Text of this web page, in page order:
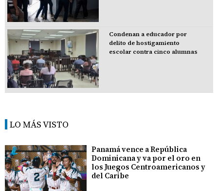
Condenan a educador por
delito de hostigamiento
escolar contra cinco alumnas
LO MÁS VISTO
Panamá vence a República
Dominicana y va por el oro en
los Juegos Centroamericanos y
del Caribe